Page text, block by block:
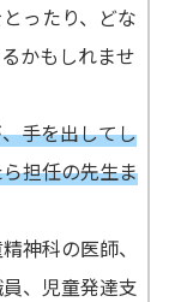
ったり、どな
かもしれませ
手を出してし
担任の先生ま
神科の医師、
、児童発達支